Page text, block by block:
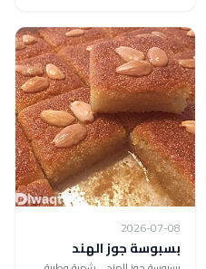
2026-07-08
بسبوسة جوز الهند